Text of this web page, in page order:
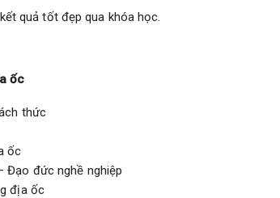
quả tốt đẹp qua khóa học.
ốc
thức
ốc
Đạo đức nghề nghiệp
địa ốc